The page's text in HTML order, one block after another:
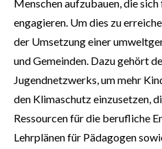
Menschen aufzubauen, die
engagieren. Um dies zu
der Umsetzung einer
und Gemeinden. Dazu gehört
Jugendnetzwerks, um mehr
den Klimaschutz einzusetzen,
Ressourcen für die berufliche
Lehrplänen für Pädagogen